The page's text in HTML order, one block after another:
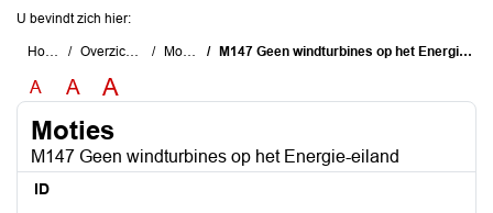
U bevindt zich hier:
Home Overzichten Moties M147 Geen windturbines op het Energie-eiland
A A A
Moties
M147 Geen windturbines op het Energie-eiland
ID